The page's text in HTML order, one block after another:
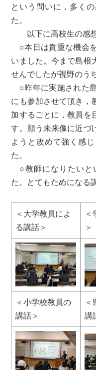
という問いに，多く
た。
以下に高校生の感想
○本日は貴重な機会
いました。今まで島根
せんでしたが視野のう
○昨年に実施された
にも参加させて頂き，
加するごとに，教員を
す。願う未来像に近づ
ようと改めて強く感
た。
○教師になりたいと
た。とてもためになる
＜大学教員によ
る講話＞
＞
＜小学校教員の
講話＞
＜
講